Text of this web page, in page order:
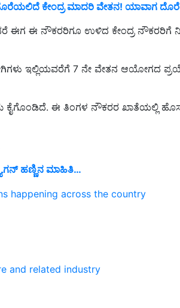
happening across the country
and related industry
ದೊರೆಯಲಿದೆ ಕೇಂದ್ರ ಮಾದರಿ ವೇತನ! ಯಾವಾಗ
ಈಗ ಈ ನೌಕರರಿಗೂ ಉಳಿದ ಕೇಂದ್ರ ನೌಕರರಿಗೆ
ಇಲ್ಲಿಯವರೆಗೆ 7 ನೇ ವೇತನ ಆಯೋಗದ
ಕೈಗೊಂಡಿದೆ. ಈ ತಿಂಗಳ ನೌಕರರ ಖಾತೆಯಲ್ಲಿ ಹೊಸ
ಹಣ್ಣಿನ ಮಾಹಿತಿ…